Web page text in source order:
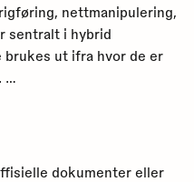
nettmanipulering,
sentralt i hybrid
ut ifra hvor de er
…
dokumenter eller